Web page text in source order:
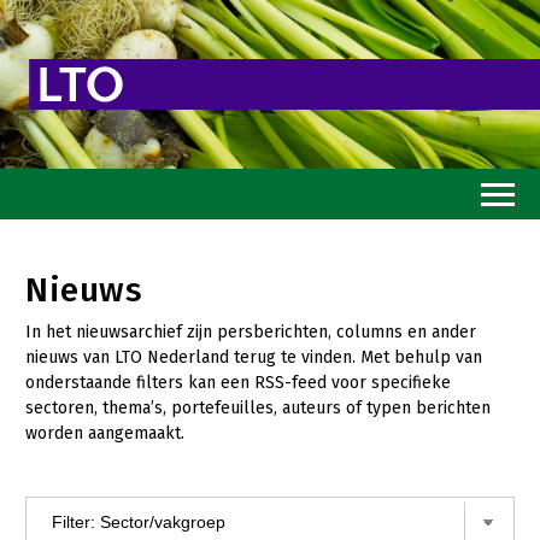
Toekomstvisie
Goed eten
Mooi groen
Sterk ondernemerschap
Nieuws
In het nieuwsarchief zijn persberichten, columns en ander
nieuws van LTO Nederland terug te vinden. Met behulp van
onderstaande filters kan een RSS-feed voor specifieke
sectoren, thema’s, portefeuilles, auteurs of typen berichten
worden aangemaakt.